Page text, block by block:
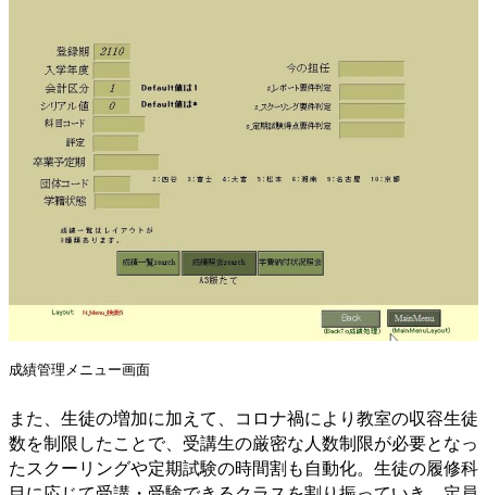
成績管理メニュー画面
また、生徒の増加に加えて、コロナ禍により教室の収容生徒
数を制限したことで、受講生の厳密な人数制限が必要となっ
たスクーリングや定期試験の時間割も自動化。生徒の履修科